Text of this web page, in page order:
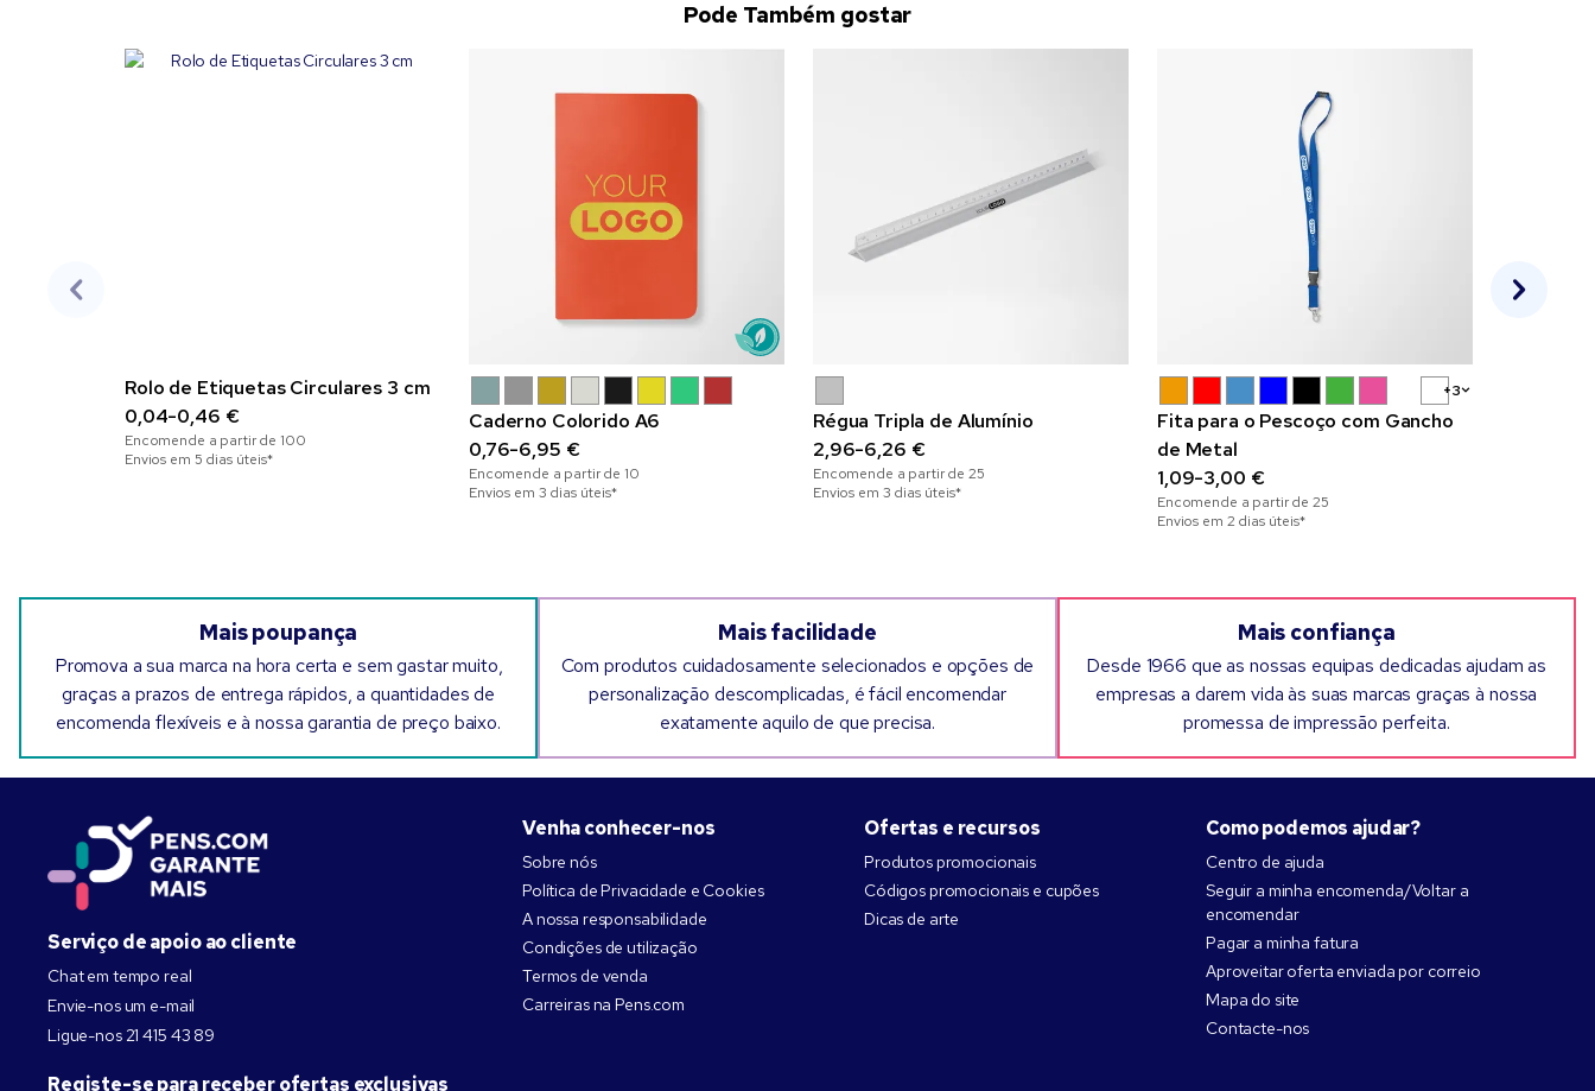
Pode Também gostar
Rolo de Etiquetas Circulares 3 cm
0,04-0,46 €
Encomende a partir de 100
Envios em 5 dias úteis*
Caderno Colorido A6
0,76-6,95 €
Encomende a partir de 10
Envios em 3 dias úteis*
Régua Tripla de Alumínio
2,96-6,26 €
Encomende a partir de 25
Envios em 3 dias úteis*
+3
Fita para o Pescoço com Gancho
de Metal
1,09-3,00 €
Encomende a partir de 25
Envios em 2 dias úteis*
Mais poupança
Promova a sua marca na hora certa e sem gastar muito,
graças a prazos de entrega rápidos, a quantidades de
encomenda flexíveis e à nossa garantia de preço baixo.
Mais facilidade
Com produtos cuidadosamente selecionados e opções de
personalização descomplicadas, é fácil encomendar
exatamente aquilo de que precisa.
Mais confiança
Desde 1966 que as nossas equipas dedicadas ajudam as
empresas a darem vida às suas marcas graças à nossa
promessa de impressão perfeita.
Serviço de apoio ao cliente
Chat em tempo real
Envie-nos um e-mail
Ligue-nos 21 415 43 89
Registe-se para receber ofertas exclusivas
Venha conhecer-nos
Sobre nós
Política de Privacidade e Cookies
A nossa responsabilidade
Condições de utilização
Termos de venda
Carreiras na Pens.com
Ofertas e recursos
Produtos promocionais
Códigos promocionais e cupões
Dicas de arte
Como podemos ajudar?
Centro de ajuda
Seguir a minha encomenda/Voltar a
encomendar
Pagar a minha fatura
Aproveitar oferta enviada por correio
Mapa do site
Contacte-nos